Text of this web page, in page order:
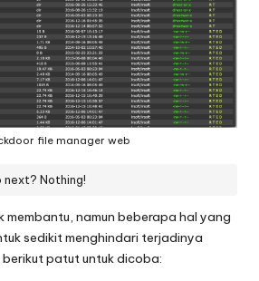
file manager web
next? Nothing!
membantu, namun beberapa hal yang
sedikit menghindari terjadinya
patut untuk dicoba: